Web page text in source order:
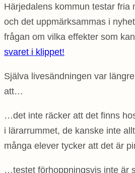
Härjedalens kommun testar fria
och det uppmärksammas i
frågan om vilka effekter som
svaret i klippet!
Själva livesändningen var
att…
…det inte räcker att det finns
i lärarrummet, de kanske inte
många elever tycker att det är
…testet förhoppningsvis inte är